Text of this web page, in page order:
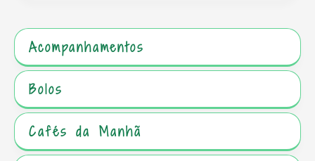
Acompanhamentos
Bolos
Cafés da Manhã